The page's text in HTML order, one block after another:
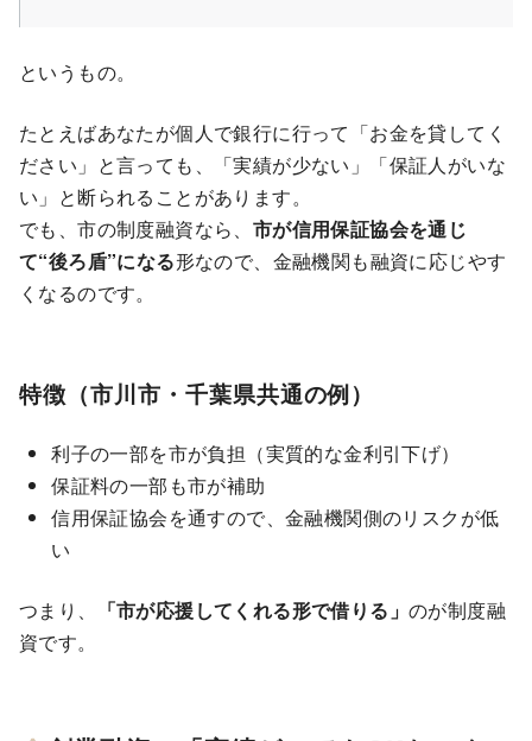
というもの。
たとえばあなたが個人で銀行に行って「お金を貸してく
ださい」と言っても、「実績が少ない」「保証人がいな
い」と断られることがあります。
でも、市の制度融資なら、 市が信用保証協会を通じ
て“後ろ盾”になる形なので、金融機関も融資に応じやす
くなるのです。
特徴（市川市・千葉県共通の例）
利子の一部を市が負担（実質的な金利引下げ）
保証料の一部も市が補助
信用保証協会を通すので、金融機関側のリスクが低
い
つまり、 「市が応援してくれる形で借りる」のが制度融
資です。